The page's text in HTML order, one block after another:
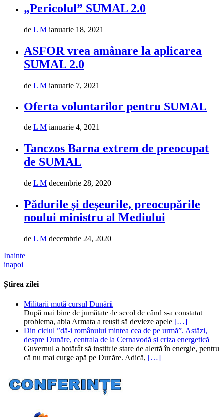
„Pericolul” SUMAL 2.0
de L M ianuarie 18, 2021
ASFOR vrea amânare la aplicarea
SUMAL 2.0
de L M ianuarie 7, 2021
Oferta voluntarilor pentru SUMAL
de L M ianuarie 4, 2021
Tanczos Barna extrem de preocupat
de SUMAL
de L M decembrie 28, 2020
Pădurile și deșeurile, preocupările
noului ministru al Mediului
de L M decembrie 24, 2020
Inainte
inapoi
Știrea zilei
Militarii mută cursul Dunării
După mai bine de jumătate de secol de când s-a constatat
problema, abia Armata a reușit să devieze apele […]
Din ciclul ”dă-i românului mintea cea de pe urmă”. Astăzi,
despre Dunăre, centrala de la Cernavodă și criza energetică
Guvernul a hotărât să instituie stare de alertă în energie, pentru
că nu mai curge apă pe Dunăre. Adică, […]